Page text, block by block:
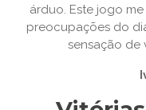
árduo. Este jogo
preocupações do
sensação de